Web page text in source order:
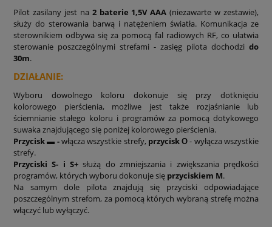
Pilot zasilany jest na 2 baterie 1,5V AAA (niezawarte w zestawie),
służy do sterowania barwą i natężeniem światła. Komunikacja ze
sterownikiem odbywa się za pomocą fal radiowych RF, co ułatwia
sterowanie poszczególnymi strefami - zasięg pilota dochodzi do
30m.
DZIAŁANIE:
Wyboru dowolnego koloru dokonuje się przy dotknięciu
kolorowego pierścienia, możliwe jest także rozjaśnianie lub
ściemnianie stałego koloru i programów za pomocą dotykowego
suwaka znajdującego się poniżej kolorowego pierścienia.
Przycisk▬ -włącza wszystkie strefy, przycisk Ο- wyłącza wszystkie
strefy.
Przyciski S- i S+ służą do zmniejszania i zwiększania prędkości
programów, których wyboru dokonuje się przyciskiem M.
Na samym dole pilota znajdują się przyciski odpowiadające
poszczególnym strefom, za pomocą których wybraną strefę można
włączyć lub wyłączyć.